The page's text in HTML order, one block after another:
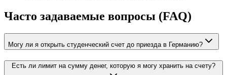
Часто задаваемые вопросы (FAQ)
Могу ли я открыть студенческий счет до приезда в Германию?
Есть ли лимит на сумму денег, которую я могу хранить на счету?